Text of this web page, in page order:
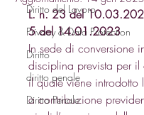
Diritto del Lavoro
Privacy & Data Protection
Diritto
diritto penale
Diritto Penale
L. n. 23 del
5 del 14.01.2023
In sede di conversione
disciplina prevista per il
il quale viene introdotto
a contribuzione